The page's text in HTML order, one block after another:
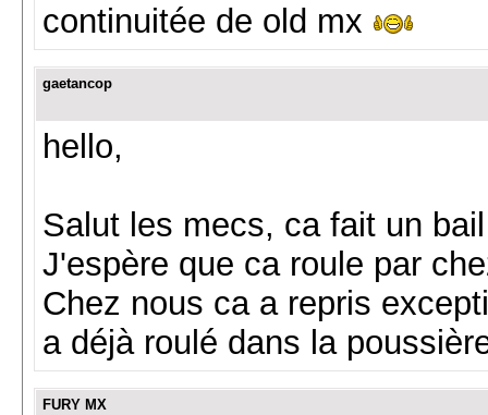
continuitée de old mx
gaetancop
hello,
Salut les mecs, ca fait un
J'espère que ca roule par
Chez nous ca a repris
a déjà roulé dans la
FURY MX